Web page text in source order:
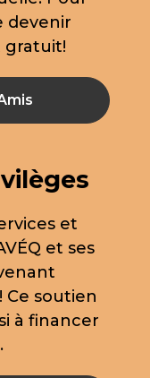
devenir
gratuit!
et
et ses
soutien
à financer